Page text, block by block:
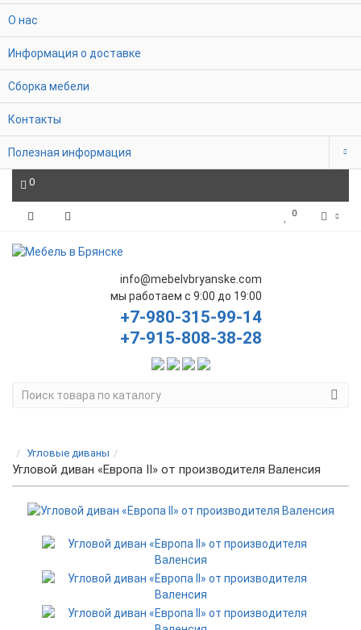
О нас
Информация о доставке
Сборка мебели
Контакты
Полезная информация
0
0
info@mebelvbryanske.com
мы работаем с 9:00 до 19:00
+7-980-315-99-14
+7-915-808-38-28
Угловые диваны
Угловой диван «Европа II» от производителя Валенсия